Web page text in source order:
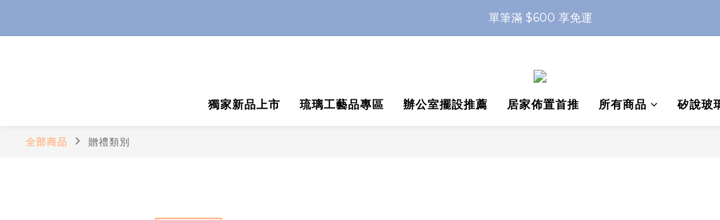
單筆滿 $600 享免運
獨家新品上市 琉璃工藝品專區 辦公室擺設推薦 居家佈置首推 所有商品 矽說玻
全部商品 贈禮類別